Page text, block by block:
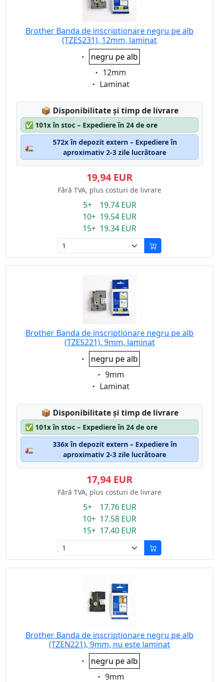
Brother Banda de inscriptionare negru pe alb
(TZES231), 12mm, laminat
Eigenschaft:
negru pe alb
Eigenschaft:
12mm
Eigenschaft:
Laminat
📦 Lagerstatus:
Disponibilitate și timp de livrare
✅ 101x în stoc – Expediere în 24 de ore
🚛
572x în depozit extern – Expediere în
aproximativ 2-3 zile lucrătoare
19,94 EUR
Fără TVA, plus costuri de livrare
5+ 19.74 EUR
10+ 19.54 EUR
15+ 19.34 EUR
Brother Banda de inscriptionare negru pe alb
(TZES221), 9mm, laminat
Eigenschaft:
negru pe alb
Eigenschaft:
9mm
Eigenschaft:
Laminat
📦 Lagerstatus:
Disponibilitate și timp de livrare
✅ 101x în stoc – Expediere în 24 de ore
🚛
336x în depozit extern – Expediere în
aproximativ 2-3 zile lucrătoare
17,94 EUR
Fără TVA, plus costuri de livrare
5+ 17.76 EUR
10+ 17.58 EUR
15+ 17.40 EUR
Brother Banda de inscriptionare negru pe alb
(TZEN221), 9mm, nu este laminat
Eigenschaft:
negru pe alb
Eigenschaft:
9mm